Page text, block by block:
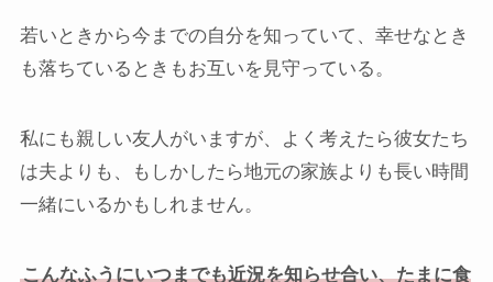
若いときから今までの自分を知っていて、幸せなとき
も落ちているときもお互いを見守っている。
私にも親しい友人がいますが、よく考えたら彼女たち
は夫よりも、もしかしたら地元の家族よりも長い時間
一緒にいるかもしれません。
こんなふうにいつまでも近況を知らせ合い、たまに食